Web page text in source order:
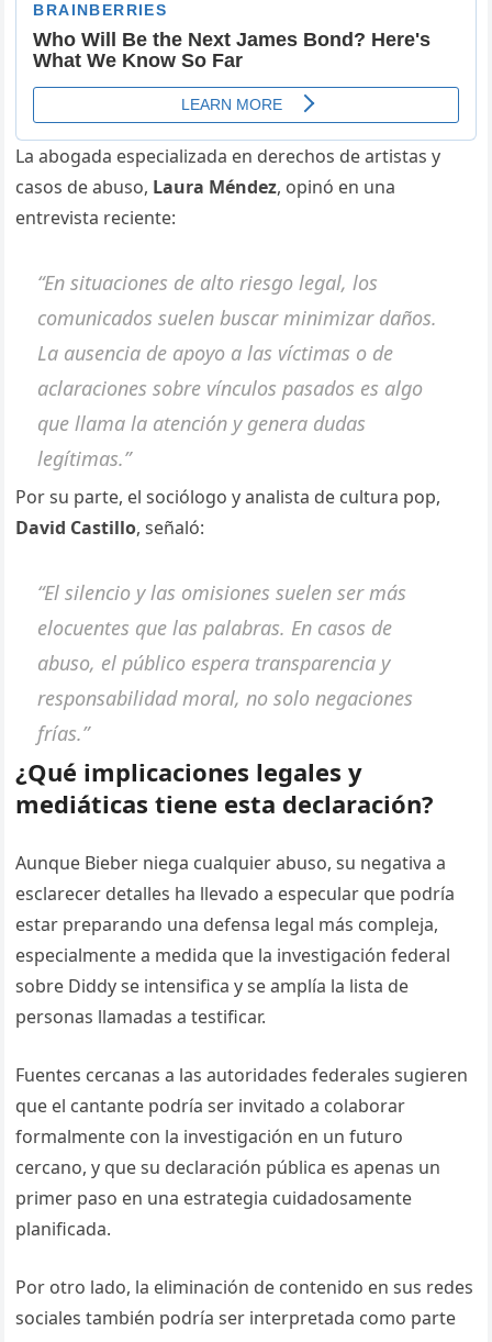
La abogada especializada en derechos de artistas y
casos de abuso, Laura Méndez, opinó en una
entrevista reciente:
“En situaciones de alto riesgo legal, los
comunicados suelen buscar minimizar daños.
La ausencia de apoyo a las víctimas o de
aclaraciones sobre vínculos pasados es algo
que llama la atención y genera dudas
legítimas.”
Por su parte, el sociólogo y analista de cultura pop,
David Castillo, señaló:
“El silencio y las omisiones suelen ser más
elocuentes que las palabras. En casos de
abuso, el público espera transparencia y
responsabilidad moral, no solo negaciones
frías.”
¿Qué implicaciones legales y
mediáticas tiene esta declaración?
Aunque Bieber niega cualquier abuso, su negativa a
esclarecer detalles ha llevado a especular que podría
estar preparando una defensa legal más compleja,
especialmente a medida que la investigación federal
sobre Diddy se intensifica y se amplía la lista de
personas llamadas a testificar.
Fuentes cercanas a las autoridades federales sugieren
que el cantante podría ser invitado a colaborar
formalmente con la investigación en un futuro
cercano, y que su declaración pública es apenas un
primer paso en una estrategia cuidadosamente
planificada.
Por otro lado, la eliminación de contenido en sus redes
sociales también podría ser interpretada como parte